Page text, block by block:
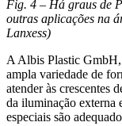
Fig. 4 – Há graus de
outras aplicações na
Lanxess)
A Albis Plastic
ampla variedade de
atender às crescentes
da iluminação externa
especiais são